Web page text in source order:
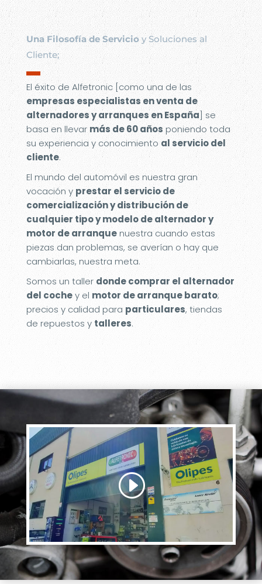
Una Filosofía de Servicioy Soluciones al
Cliente;
▬
El éxito de Alfetronic [como una de las
empresas especialistas en venta de
alternadores y arranques en España] se
basa en llevarmás de 60 añosponiendo toda
su experiencia y conocimiento al servicio del
cliente.
El mundo del automóvil es nuestra gran
vocación y prestar el servicio de
comercialización y distribución de
cualquier tipo y modelo de alternador y
motor de arranquenuestra cuando estas
piezas dan problemas, se averían o hay que
cambiarlas, nuestra meta.
Somos un taller donde comprar el alternador
del cochey el motor de arranque barato;
precios y calidad para particulares, tiendas
de repuestos y talleres.